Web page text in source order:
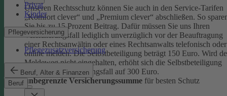
Privat
Kinder
Pflegeversicherung
Pflegezusatzversicherung
Beruf, Alter & Finanzen
Beruf
Unseren Rechtsschutz können Sie auch in den Service-Tarifen
„Komfort clever“ und „Premium clever“ abschließen. So
Sie bis zu 15 Prozent Beitrag. Dafür müssen Sie uns Ihren
Versicherungsfall lediglich unverzüglich vor der Beauftragung
einer Rechtsanwältin oder eines Rechtsanwalts telefonisch oder
online melden. Die Selbstbeteiligung beträgt 150 Euro. Wird
Meldeweg nicht eingehalten, erhöht sich die Selbstbeteiligung
für diesen Versicherungsfall auf 300 Euro.
unbegrenzte Versicherungssumme für besten Schutz